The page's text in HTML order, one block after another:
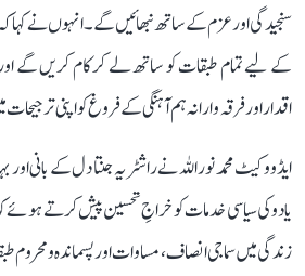
سنجیدگی اور عزم کے ساتھ نبھائیں گے۔ انہوں نے کہا کہ
کے لیے تمام طبقات کو ساتھ لے کر کام کریں گے
اقدار اور فرقہ وارانہ ہم آہنگی کے فروغ کو اپنی
ایڈووکیٹ محمد نور اللہ نے راشٹریہ جنتا دل کے بانی اور
یادو کی سیاسی خدمات کو خراجِ تحسین پیش کرتے ہوئے
زندگی میں سماجی انصاف، مساوات اور پسماندہ و